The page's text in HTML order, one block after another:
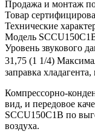
Продажа и монтаж
Товар
Технические
Модель
Уровень звукового
31,75 (1 1/4)
заправка хладагента,
Компрессорно-
вид, и передовое
SCCU150C1B по
воздуха.